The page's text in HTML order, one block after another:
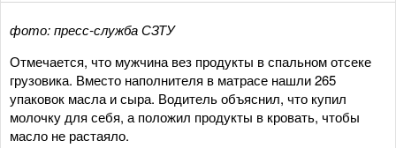
фото: пресс-служба СЗТУ
Отмечается, что мужчина вез продукты в спальном отсеке
грузовика. Вместо наполнителя в матрасе нашли 265
упаковок масла и сыра. Водитель объяснил, что купил
молочку для себя, а положил продукты в кровать, чтобы
масло не растаяло.